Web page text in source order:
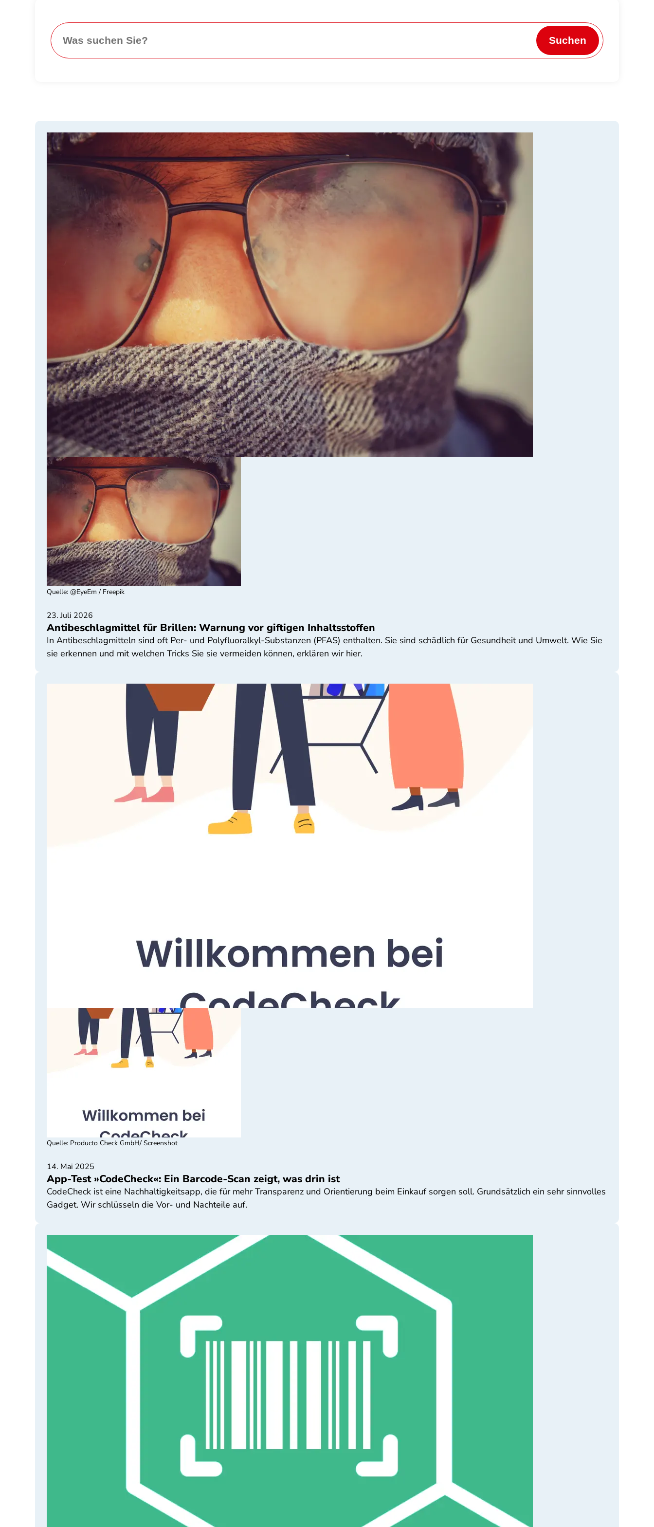
Suchen
23. Juli 2026
Antibeschlagmittel für Brillen: Warnung vor giftigen Inhaltsstoffen
In Antibeschlagmitteln sind oft Per- und Polyfluoralkyl-Substanzen (PFAS) enthalten. Sie sind schädlich für Gesundheit und Umwelt. Wie Sie
sie erkennen und mit welchen Tricks Sie sie vermeiden können, erklären wir hier.
Quelle: @EyeEm / Freepik
14. Mai 2025
App-Test »CodeCheck«: Ein Barcode-Scan zeigt, was drin ist
CodeCheck ist eine Nachhaltigkeitsapp, die für mehr Transparenz und Orientierung beim Einkauf sorgen soll. Grundsätzlich ein sehr sinnvolles
Gadget. Wir schlüsseln die Vor- und Nachteile auf.
Quelle: Producto Check GmbH/ Screenshot